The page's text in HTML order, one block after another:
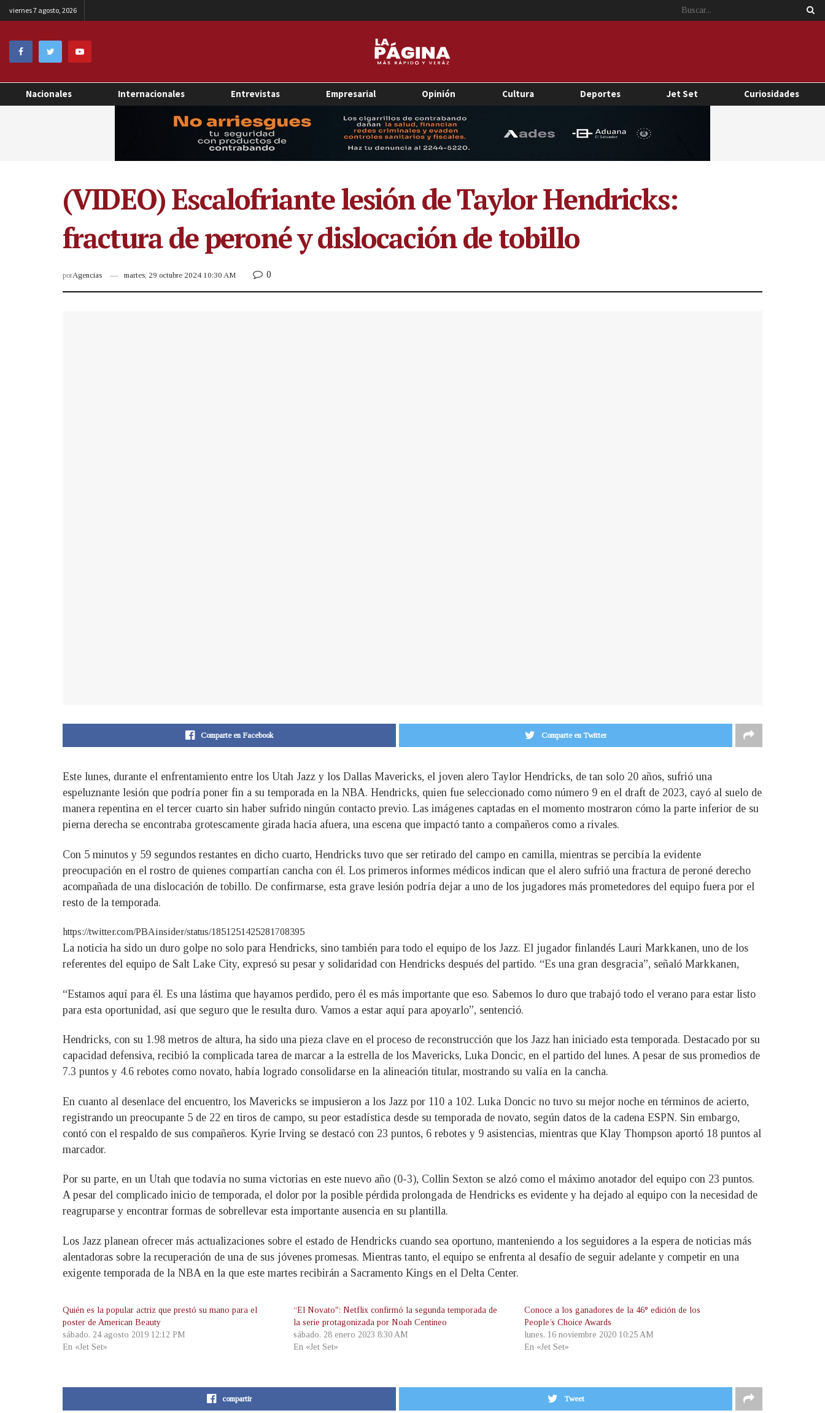
viernes 7 agosto, 2026
Nacionales Internacionales Entrevistas Empresarial Opinión Cultura Deportes Jet Set Curiosidades
(VIDEO) Escalofriante lesión de Taylor Hendricks:
fractura de peroné y dislocación de tobillo
porAgencias martes, 29 octubre 2024 10:30 AM 0
Comparte en Facebook Comparte en Twitter
Este lunes, durante el enfrentamiento entre los Utah Jazz y los Dallas Mavericks, el joven alero Taylor Hendricks, de tan solo 20 años, sufrió una
espeluznante lesión que podría poner fin a su temporada en la NBA. Hendricks, quien fue seleccionado como número 9 en el draft de 2023, cayó al suelo de
manera repentina en el tercer cuarto sin haber sufrido ningún contacto previo. Las imágenes captadas en el momento mostraron cómo la parte inferior de su
pierna derecha se encontraba grotescamente girada hacia afuera, una escena que impactó tanto a compañeros como a rivales.
Con 5 minutos y 59 segundos restantes en dicho cuarto, Hendricks tuvo que ser retirado del campo en camilla, mientras se percibía la evidente
preocupación en el rostro de quienes compartían cancha con él. Los primeros informes médicos indican que el alero sufrió una fractura de peroné derecho
acompañada de una dislocación de tobillo. De confirmarse, esta grave lesión podría dejar a uno de los jugadores más prometedores del equipo fuera por el
resto de la temporada.
https://twitter.com/PBAinsider/status/1851251425281708395
La noticia ha sido un duro golpe no solo para Hendricks, sino también para todo el equipo de los Jazz. El jugador finlandés Lauri Markkanen, uno de los
referentes del equipo de Salt Lake City, expresó su pesar y solidaridad con Hendricks después del partido. “Es una gran desgracia”, señaló Markkanen,
“Estamos aquí para él. Es una lástima que hayamos perdido, pero él es más importante que eso. Sabemos lo duro que trabajó todo el verano para estar listo
para esta oportunidad, así que seguro que le resulta duro. Vamos a estar aquí para apoyarlo”, sentenció.
Hendricks, con su 1.98 metros de altura, ha sido una pieza clave en el proceso de reconstrucción que los Jazz han iniciado esta temporada. Destacado por su
capacidad defensiva, recibió la complicada tarea de marcar a la estrella de los Mavericks, Luka Doncic, en el partido del lunes. A pesar de sus promedios de
7.3 puntos y 4.6 rebotes como novato, había logrado consolidarse en la alineación titular, mostrando su valía en la cancha.
En cuanto al desenlace del encuentro, los Mavericks se impusieron a los Jazz por 110 a 102. Luka Doncic no tuvo su mejor noche en términos de acierto,
registrando un preocupante 5 de 22 en tiros de campo, su peor estadística desde su temporada de novato, según datos de la cadena ESPN. Sin embargo,
contó con el respaldo de sus compañeros. Kyrie Irving se destacó con 23 puntos, 6 rebotes y 9 asistencias, mientras que Klay Thompson aportó 18 puntos al
marcador.
Por su parte, en un Utah que todavía no suma victorias en este nuevo año (0-3), Collin Sexton se alzó como el máximo anotador del equipo con 23 puntos.
A pesar del complicado inicio de temporada, el dolor por la posible pérdida prolongada de Hendricks es evidente y ha dejado al equipo con la necesidad de
reagruparse y encontrar formas de sobrellevar esta importante ausencia en su plantilla.
Los Jazz planean ofrecer más actualizaciones sobre el estado de Hendricks cuando sea oportuno, manteniendo a los seguidores a la espera de noticias más
alentadoras sobre la recuperación de una de sus jóvenes promesas. Mientras tanto, el equipo se enfrenta al desafío de seguir adelante y competir en una
exigente temporada de la NBA en la que este martes recibirán a Sacramento Kings en el Delta Center.
Quién es la popular actriz que prestó su mano para el
poster de American Beauty
sábado, 24 agosto 2019 12:12 PM
En «Jet Set»
“El Novato″: Netflix confirmó la segunda temporada de
la serie protagonizada por Noah Centineo
sábado, 28 enero 2023 8:30 AM
En «Jet Set»
Conoce a los ganadores de la 46° edición de los
People’s Choice Awards
lunes, 16 noviembre 2020 10:25 AM
En «Jet Set»
compartir Tweet